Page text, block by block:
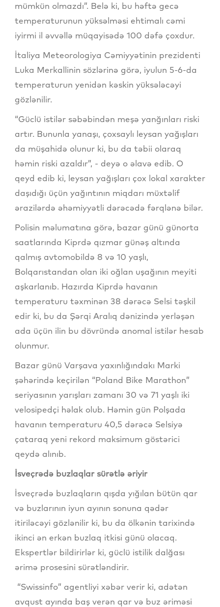
mümkün olmazdı”. Belə ki, bu həftə gecə
temperaturunun yüksəlməsi ehtimalı cəmi
iyirmi il əvvəllə müqayisədə 100 dəfə çoxdur.
İtaliya Meteorologiya Cəmiyyətinin prezidenti
Luka Merkallinin sözlərinə görə, iyulun 5-6-da
temperaturun yenidən kəskin yüksələcəyi
gözlənilir.
“Güclü istilər səbəbindən meşə yanğınları riski
artır. Bununla yanaşı, çoxsaylı leysan yağışları
da müşahidə olunur ki, bu da təbii olaraq
həmin riski azaldır”, - deyə o əlavə edib. O
qeyd edib ki, leysan yağışları çox lokal xarakter
daşıdığı üçün yağıntının miqdarı müxtəlif
ərazilərdə əhəmiyyətli dərəcədə fərqlənə bilər.
Polisin məlumatına görə, bazar günü günorta
saatlarında Kiprdə qızmar günəş altında
qalmış avtomobildə 8 və 10 yaşlı,
Bolqarıstandan olan iki oğlan uşağının meyiti
aşkarlanıb. Hazırda Kiprdə havanın
temperaturu təxminən 38 dərəcə Selsi təşkil
edir ki, bu da Şərqi Aralıq dənizində yerləşən
ada üçün ilin bu dövründə anomal istilər hesab
olunmur.
Bazar günü Varşava yaxınlığındakı Marki
şəhərində keçirilən “Poland Bike Marathon”
seriyasının yarışları zamanı 30 və 71 yaşlı iki
velosipedçi həlak olub. Həmin gün Polşada
havanın temperaturu 40,5 dərəcə Selsiyə
çataraq yeni rekord maksimum göstərici
qeydə alınıb.
İsveçrədə buzlaqlar sürətlə əriyir
İsveçrədə buzlaqların qışda yığılan bütün qar
və buzlarının iyun ayının sonuna qədər
itiriləcəyi gözlənilir ki, bu da ölkənin tarixində
ikinci ən erkən buzlaq itkisi günü olacaq.
Ekspertlər bildirirlər ki, güclü istilik dalğası
ərimə prosesini sürətləndirir.
“Swissinfo” agentliyi xəbər verir ki, adətən
avqust ayında baş verən qar və buz əriməsi